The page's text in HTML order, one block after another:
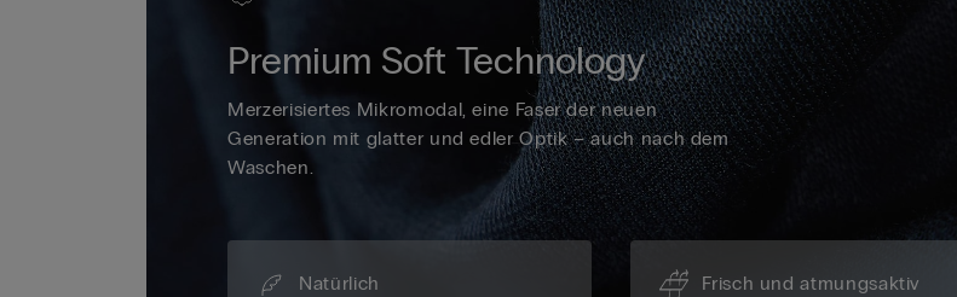
Premium Soft Technology
Merzerisiertes Mikromodal, eine Faser der neuen
Generation mit glatter und edler Optik – auch nach dem
Waschen.
Natürlich Frisch und atmungsaktiv